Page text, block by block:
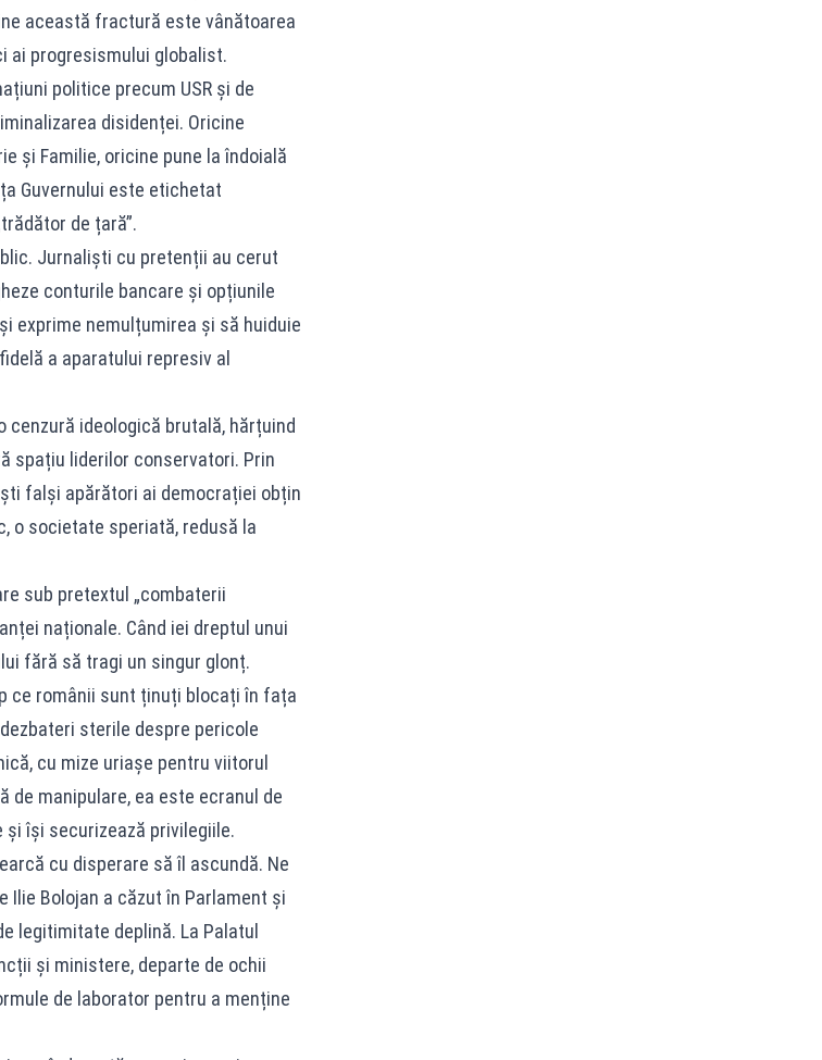
această fractură este vânătoarea
ai progresismului globalist.
politice precum USR și de
disidenței. Oricine
și Familie, oricine pune la îndoială
Guvernului este etichetat
de țară”.
Jurnaliști cu pretenții au cerut
conturile bancare și opțiunile
exprime nemulțumirea și să huiduie
a aparatului represiv al
cenzură ideologică brutală, hărțuind
spațiu liderilor conservatori. Prin
falși apărători ai democrației obțin
o societate speriată, redusă la
sub pretextul „combaterii
naționale. Când iei dreptul unui
fără să tragi un singur glonț.
ce românii sunt ținuți blocați în fața
sterile despre pericole
cu mize uriașe pentru viitorul
de manipulare, ea este ecranul de
își securizează privilegiile.
cu disperare să îl ascundă. Ne
Ilie Bolojan a căzut în Parlament și
legitimitate deplină. La Palatul
și ministere, departe de ochii
de laborator pentru a menține